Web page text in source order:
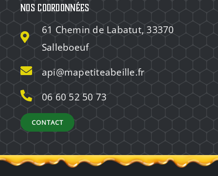
Nos coordonnées
61 Chemin de Labatut, 33370
Salleboeuf
api@mapetiteabeille.fr
06 60 52 50 73
CONTACT